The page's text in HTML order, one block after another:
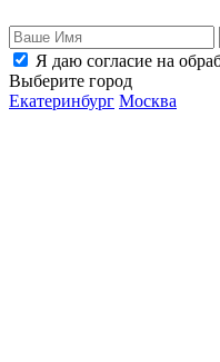
Я даю согласие на
Выберите город
Екатеринбург Москва